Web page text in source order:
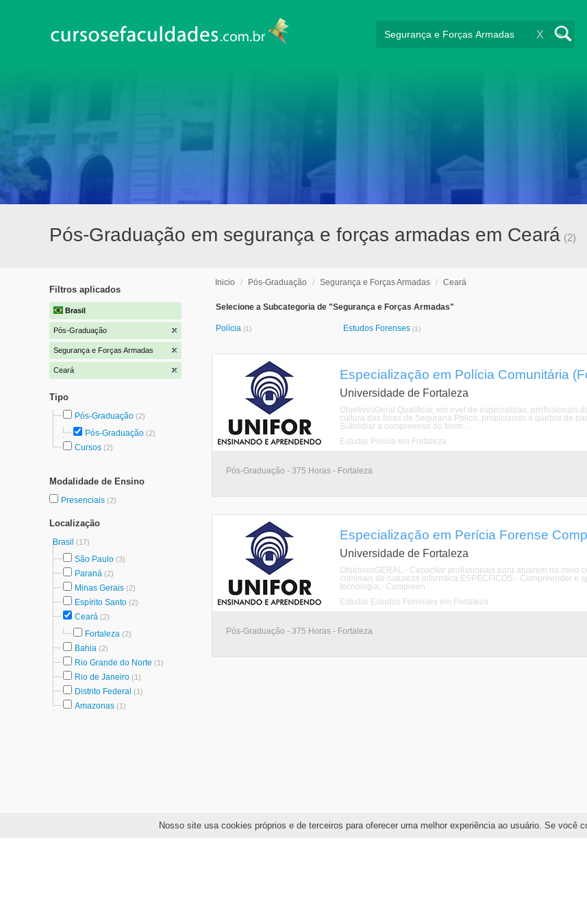
Nosso site usa cookies próprios e de terceiros para oferecer uma melhor experiência ao usuário. Se você
X
Pós-Graduação em segurança e forças armadas em Ceará (2)
Filtros aplicados
Brasil
Pós-Graduação
Segurança e Forças Armadas
Ceará
Tipo
Pós-Graduação (2)
Pós-Graduação (2)
Cursos (2)
Modalidade de Ensino
Presenciais (2)
Localização
Brasil (17)
São Paulo (3)
Paraná (2)
Minas Gerais (2)
Espírito Santo (2)
Ceará (2)
Fortaleza (2)
Bahia (2)
Rio Grande do Norte (1)
Rio de Janeiro (1)
Distrito Federal (1)
Amazonas (1)
Inicio / Pós-Graduação / Segurança e Forças Armadas / Ceará
Selecione a Subcategoria de "Segurança e Forças Armadas"
Polícia (1) Estudos Forenses (1)
Especialização em Polícia Comunitária
Universidade de Fortaleza
ObjetivosGeral Qualificar, em nvel de especializao, profissionais
cultura das foras de Segurana Pblica, propiciando a quebra de
Subsidiar a compreenso do fenm ...
Estudar Polícia em Fortaleza
Pós-Graduação - 375 Horas - Fortaleza
Especialização em Perícia Forense
Universidade de Fortaleza
ObjetivosGERAL:- Capacitar profissionais para atuarem no
criminais de natureza informtica.ESPECFICOS:- Compreender e
tecnologia;- Compreen ...
Estudar Estudos Forenses em Fortaleza
Pós-Graduação - 375 Horas - Fortaleza